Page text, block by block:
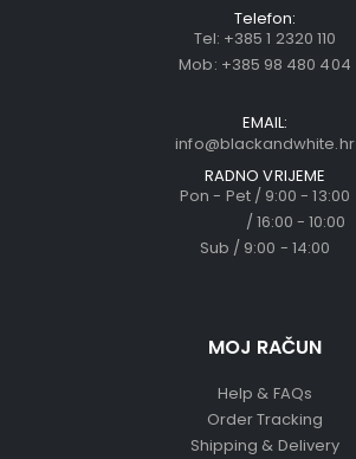
Telefon:
Tel: +385 1 2320 110
Mob: +385 98 480 404
EMAIL:
info@blackandwhite.hr
RADNO VRIJEME
Pon - Pet / 9:00 - 13:00
/ 16:00 - 10:00
Sub / 9:00 - 14:00
MOJ RAČUN
Help & FAQs
Order Tracking
Shipping & Delivery